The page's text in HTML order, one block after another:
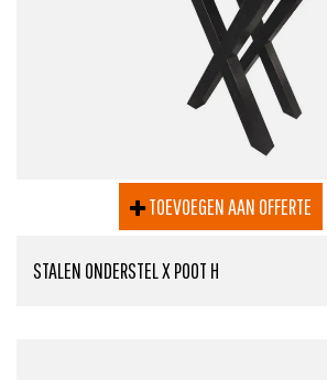
TOEVOEGEN AAN OFFERTE
STALEN ONDERSTEL X POOT H